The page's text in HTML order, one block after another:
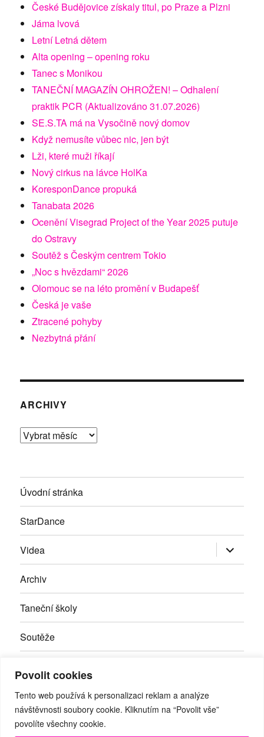
Povolit cookies
Tento web používá k personalizaci reklam a analýze
návštěvnosti soubory cookie. Kliknutím na “Povolit vše”
povolíte všechny cookie.
České Budějovice získaly titul, po Praze a Plzni
Jáma lvová
Letní Letná dětem
Alta opening – opening roku
Tanec s Monikou
TANEČNÍ MAGAZÍN OHROŽEN! – Odhalení
praktik PCR (Aktualizováno 31.07.2026)
SE.S.TA má na Vysočině nový domov
Když nemusíte vůbec nic, jen být
Lži, které muži říkají
Nový cirkus na lávce HolKa
KoresponDance propuká
Tanabata 2026
Ocenění Visegrad Project of the Year 2025 putuje
do Ostravy
Soutěž s Českým centrem Tokio
„Noc s hvězdami“ 2026
Olomouc se na léto promění v Budapešť
Česká je vaše
Ztracené pohyby
Nezbytná přání
ARCHIVY
Archivy
Úvodní stránka
StarDance
Videa Zobrazit
položky
Archiv
Taneční školy
Soutěže
Kontakty
Facebook
RSS Youtube